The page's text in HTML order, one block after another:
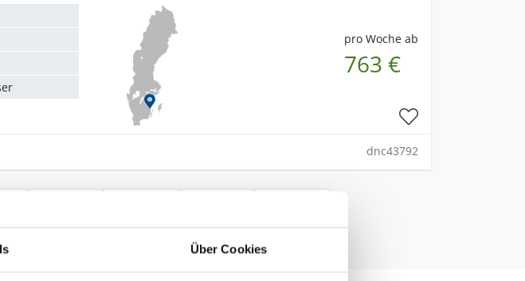
Über Cookies
pro Woche ab
763 €
dnc43792